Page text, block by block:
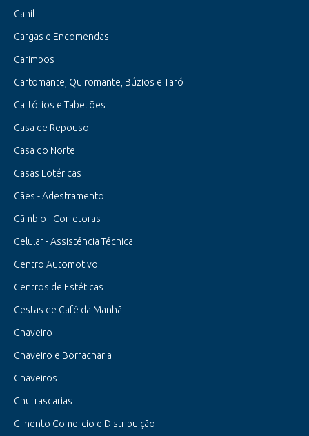
Canil
Cargas e Encomendas
Carimbos
Cartomante, Quiromante, Búzios e Taró
Cartórios e Tabeliões
Casa de Repouso
Casa do Norte
Casas Lotéricas
Cães - Adestramento
Cãmbio - Corretoras
Celular - Assisténcia Técnica
Centro Automotivo
Centros de Estéticas
Cestas de Café da Manhã
Chaveiro
Chaveiro e Borracharia
Chaveiros
Churrascarias
Cimento Comercio e Distribuição